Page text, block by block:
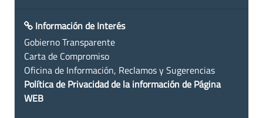
Información de Interés
Gobierno Transparente
Carta de Compromiso
Oficina de Información, Reclamos y Sugerencias
Política de Privacidad de la información de Página
WEB